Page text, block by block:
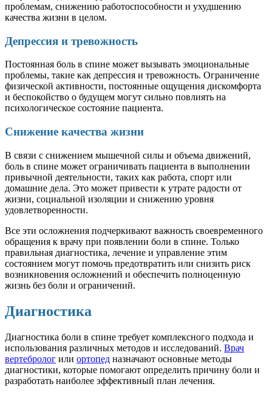
проблемам, снижению работоспособности и ухудшению
качества жизни в целом.
Депрессия и тревожность
Постоянная боль в спине может вызывать эмоциональные
проблемы, такие как депрессия и тревожность. Ограничение
физической активности, постоянные ощущения дискомфорта
и беспокойство о будущем могут сильно повлиять на
психологическое состояние пациента.
Снижение качества жизни
В связи с снижением мышечной силы и объема движений,
боль в спине может ограничивать пациента в выполнении
привычной деятельности, таких как работа, спорт или
домашние дела. Это может привести к утрате радости от
жизни, социальной изоляции и снижению уровня
удовлетворенности.
Все эти осложнения подчеркивают важность своевременного
обращения к врачу при появлении боли в спине. Только
правильная диагностика, лечение и управление этим
состоянием могут помочь предотвратить или снизить риск
возникновения осложнений и обеспечить полноценную
жизнь без боли и ограничений.
Диагностика
Диагностика боли в спине требует комплексного подхода и
использования различных методов и исследований. Врач
вертебролог или ортопед назначают основные методы
диагностики, которые помогают определить причину боли и
разработать наиболее эффективный план лечения.